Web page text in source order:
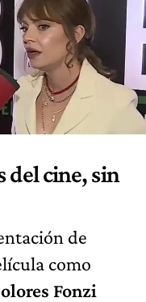
del cine, sin
de
como
Fonzi